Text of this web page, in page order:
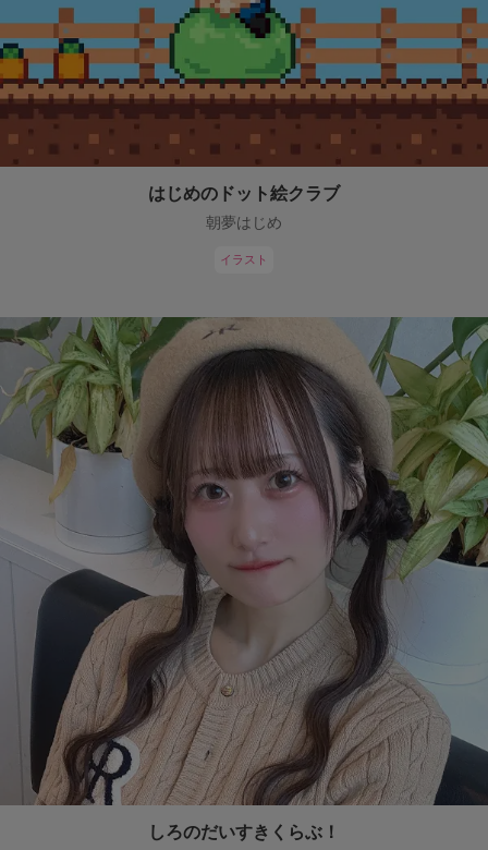
はじめのドット絵クラブ
朝夢はじめ
イラスト
しろのだいすきくらぶ！